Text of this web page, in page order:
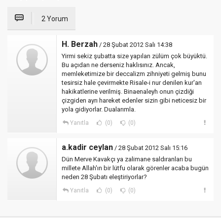
2 Yorum
H. Berzah / 28 Şubat 2012 Salı 14:38
Yirmi sekiz şubatta size yapılan zülüm çok büyüktü.
Bu açıdan ne derseniz haklısınız. Ancak,
memleketimize bir deccalizm zihniyeti gelmiş bunu
tesirsiz hale çevirmekte Risale-i nur denilen kur'an
hakikatlerine verilmiş. Binaenaleyh onun çizdiği
çizgiden ayrı hareket edenler sizin gibi neticesiz bir
yola gidiyorlar. Dualarımla.
Yanıtla (0) (0)
a.kadir ceylan / 28 Şubat 2012 Salı 15:16
Dün Merve Kavakçı ya zalimane saldıranları bu
millete Allah'ın bir lütfu olarak görenler acaba bugün
neden 28 Şubatı eleştiriyorlar?
Yanıtla (0) (0)